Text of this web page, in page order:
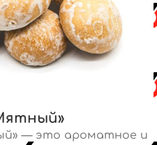
— это ароматное и